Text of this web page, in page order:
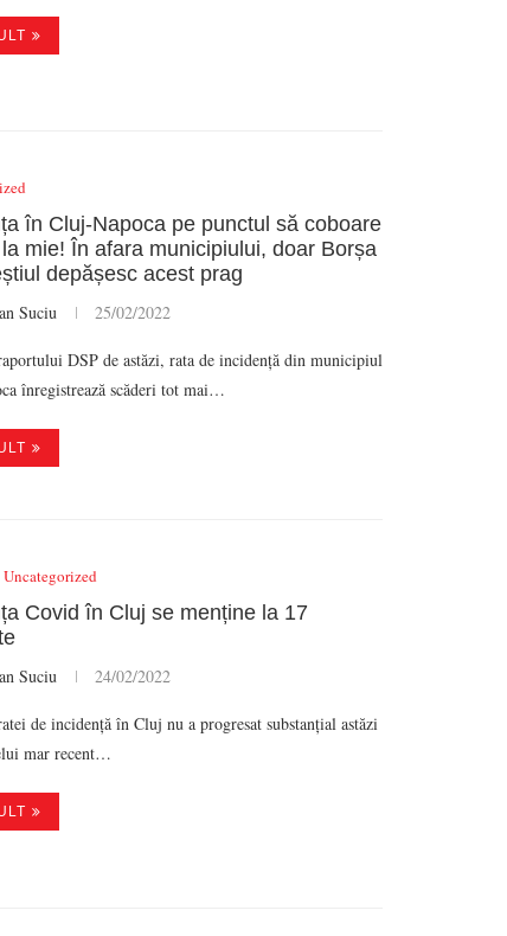
în Cluj-Napoca pe punctul să coboare
mie! În afara municipiului, doar Borșa
depășesc acest prag
Suciu 25/02/2022
DSP de astăzi, rata de incidență din municipiul
înregistrează scăderi tot mai…
Uncategorized
Covid în Cluj se menține la 17
Suciu 24/02/2022
de incidență în Cluj nu a progresat substanțial astăzi
mar recent…